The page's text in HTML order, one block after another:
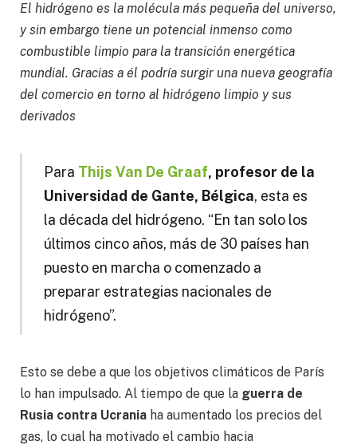
El hidrógeno es la molécula más pequeña del universo,
y sin embargo tiene un potencial inmenso como
combustible limpio para la transición energética
mundial. Gracias a él podría surgir una nueva geografía
del comercio en torno al hidrógeno limpio y sus
derivados
Para Thijs Van De Graaf, profesor de la
Universidad de Gante, Bélgica, esta es
la década del hidrógeno. “En tan solo los
últimos cinco años, más de 30 países han
puesto en marcha o comenzado a
preparar estrategias nacionales de
hidrógeno”.
Esto se debe a que los objetivos climáticos de París
lo han impulsado. Al tiempo de que la guerra de
Rusia contra Ucrania ha aumentado los precios del
gas, lo cual ha motivado el cambio hacia